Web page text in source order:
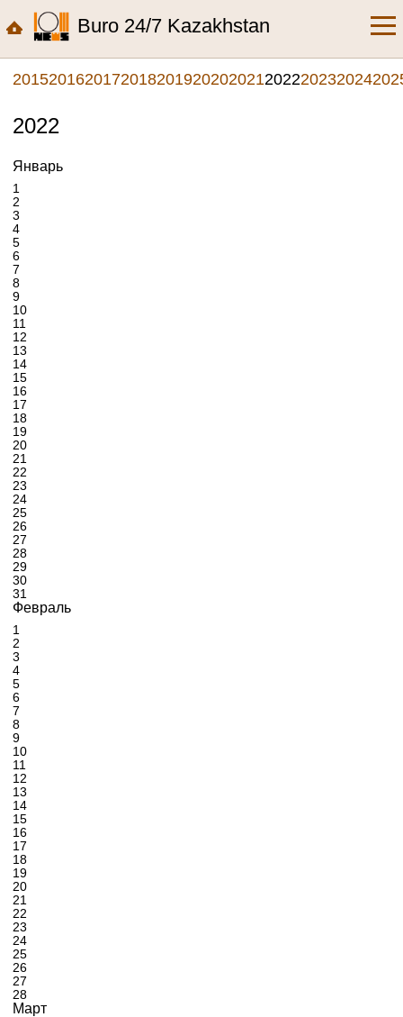
Buro 24/7 Kazakhstan
2015201620172018201920202021202220232024
2022
Январь
1
2
3
4
5
6
7
8
9
10
11
12
13
14
15
16
17
18
19
20
21
22
23
24
25
26
27
28
29
30
31
Февраль
1
2
3
4
5
6
7
8
9
10
11
12
13
14
15
16
17
18
19
20
21
22
23
24
25
26
27
28
Март